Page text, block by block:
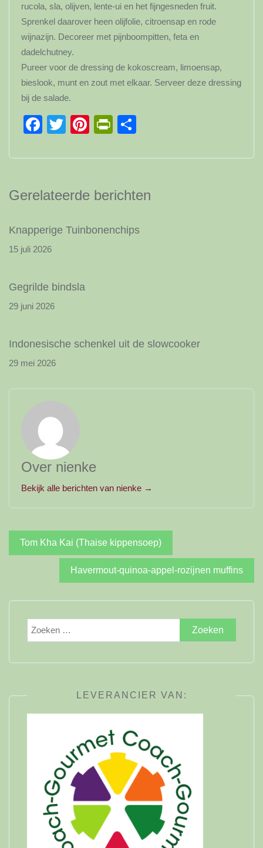
rucola, sla, olijven, lente-ui en het fijngesneden fruit.
Sprenkel daarover heen olijfolie, citroensap en rode
wijnazijn. Decoreer met pijnboompitten, feta en
dadelchutney.
Pureer voor de dressing de kokoscream, limoensap,
bieslook, munt en zout met elkaar. Serveer deze dressing
bij de salade.
Facebook
Twitter
Pinterest
PrintFriendly
Gerelateerde berichten
Knapperige Tuinbonenchips
15 juli 2026
Gegrilde bindsla
29 juni 2026
Indonesische schenkel uit de slowcooker
29 mei 2026
Over nienke
Bekijk alle berichten van nienke →
Bericht
navigatie
Tom Kha Kai (Thaise kippensoep)
Havermout-quinoa-appel-rozijnen muffins
Zoeken
naar:
LEVERANCIER VAN: